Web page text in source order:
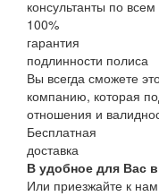
консультанты по
100%
гарантия
подлинности полиса
Вы всегда сможете
компанию, которая
отношения и
Бесплатная
доставка
В удобное для Вас
Или приезжайте к